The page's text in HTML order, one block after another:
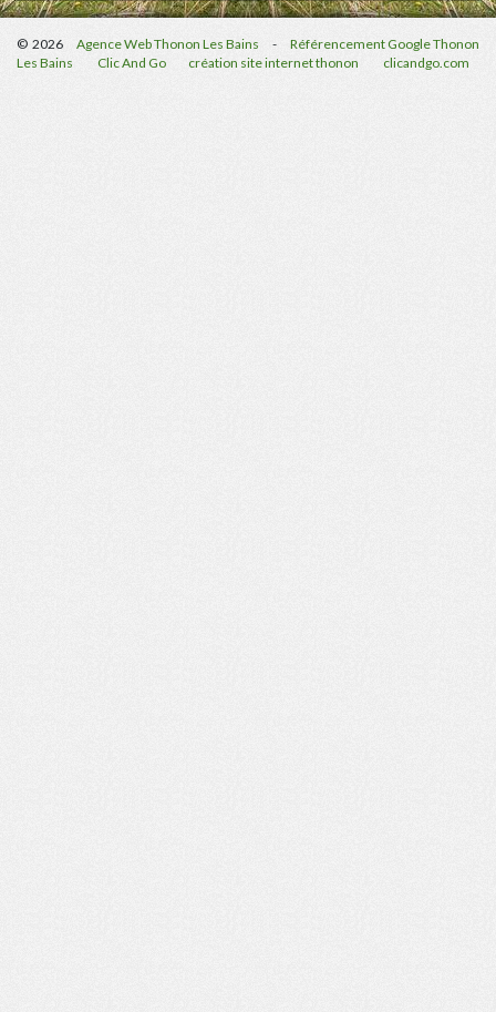
© 2026 Agence Web Thonon Les Bains -
Référencement Google Thonon
Les Bains
Clic And Go création site internet thonon clicandgo.com